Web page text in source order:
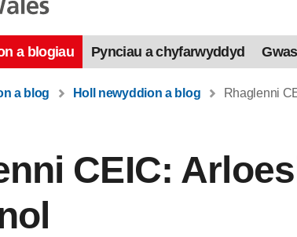
a blogiau Pynciau a chyfarwyddyd
a blog Holl newyddion a blog Rhaglenni
CEIC: